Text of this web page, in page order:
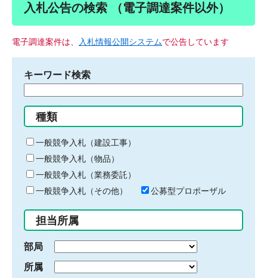
入札公告の検索 （電子調達案件以外）
電子調達案件は、 入札情報公開システムで公告しています
キーワード検索
る
キ
ー
ワ
ー
ド
入
力
種類
一般競争入札（建設工事）
一般競争入札（物品）
一般競争入札（業務委託）
一般競争入札（その他）
公募型プロポーザル
担当所属
部局
所属